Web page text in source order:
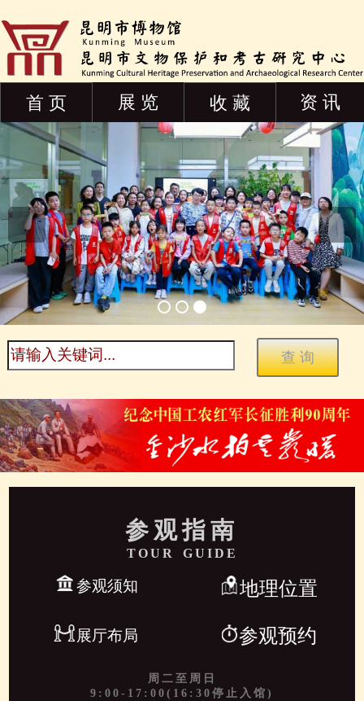
首 页 展 览 收 藏 资 讯
参观指南
TOUR GUIDE
参观须知 地理位置
展厅布局 参观预约
周二至周日
9:00-17:00(16:30停止入馆)